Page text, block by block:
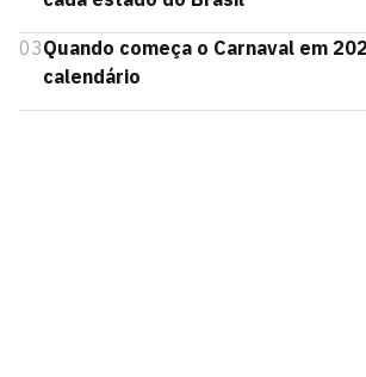
03Quando começa o Carnaval em
calendário